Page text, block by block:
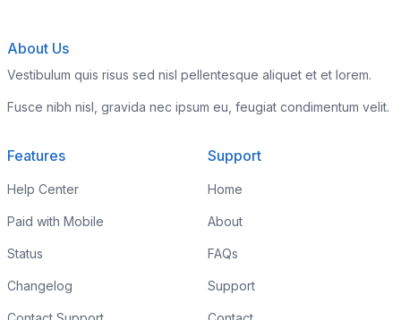
About Us
Vestibulum quis risus sed nisl pellentesque aliquet et et lorem.
Fusce nibh nisl, gravida nec ipsum eu, feugiat condimentum velit.
Features
Help Center
Paid with Mobile
Status
Changelog
Support
Home
About
FAQs
Support